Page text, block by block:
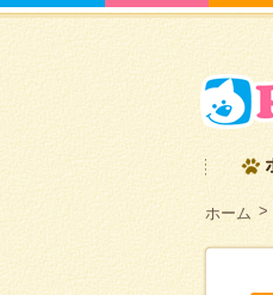
ホーム